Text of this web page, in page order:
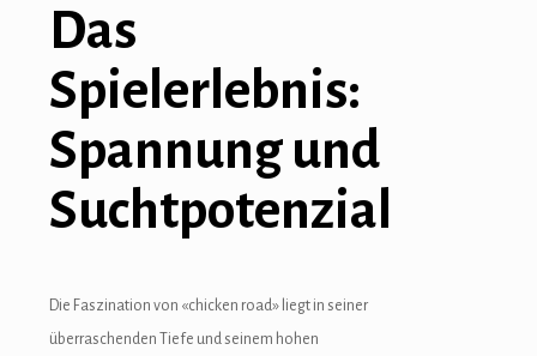
youtube mp3 downloader
Forum
escort
Das
Spielerlebnis:
Spannung und
Suchtpotenzial
Die Faszination von «chicken road» liegt in seiner
überraschenden Tiefe und seinem hohen